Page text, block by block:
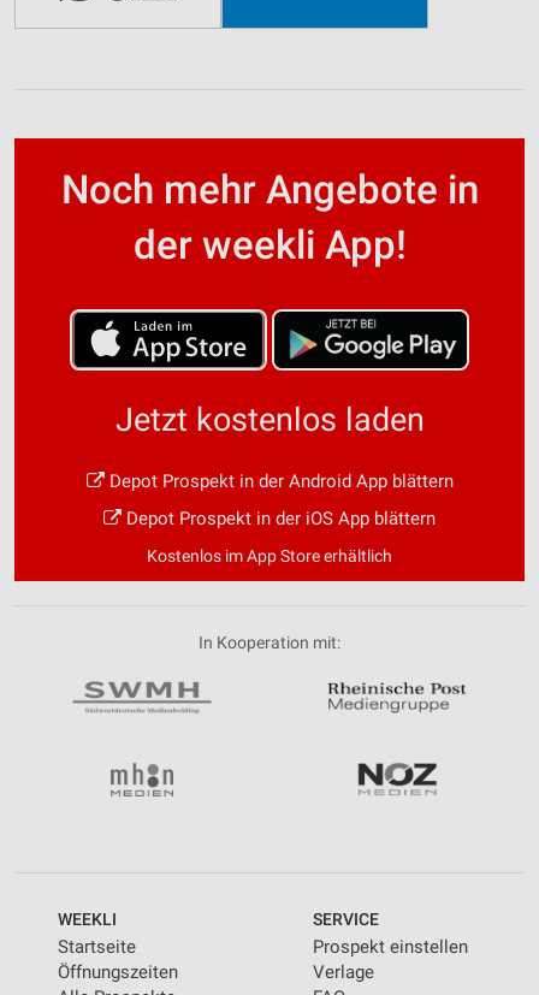
Noch mehr Angebote in
der weekli App!
Jetzt kostenlos laden
Depot Prospekt in der Android App blättern
Depot Prospekt in der iOS App blättern
Kostenlos im App Store erhältlich
In Kooperation mit:
WEEKLI
Startseite
Öffnungszeiten
SERVICE
Prospekt einstellen
Verlage